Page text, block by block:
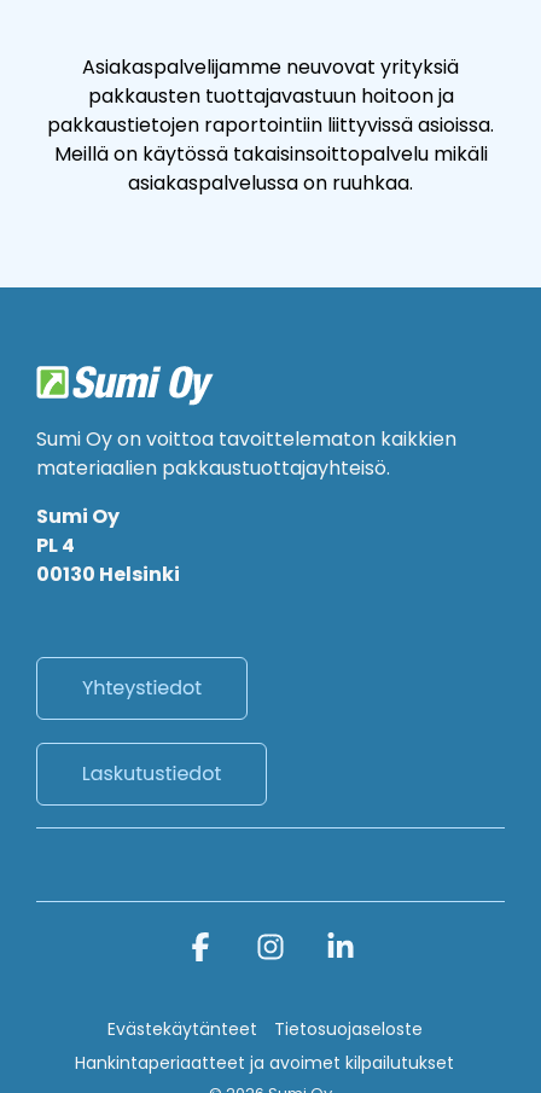
Asiakaspalvelijamme neuvovat yrityksiä
pakkausten tuottajavastuun hoitoon ja
pakkaustietojen raportointiin liittyvissä asioissa.
Meillä on käytössä takaisinsoittopalvelu mikäli
asiakaspalvelussa on ruuhkaa.
Sumi Oy on voittoa tavoittelematon kaikkien
materiaalien pakkaustuottajayhteisö.
Sumi Oy
PL 4
00130 Helsinki
Evästekäytänteet
Tietosuojaseloste
Hankintaperiaatteet ja avoimet kilpailutukset
FacebookInstagram